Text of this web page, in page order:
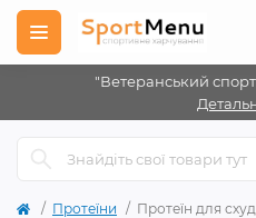
"Ветеранський
Протеїни Протеїн для